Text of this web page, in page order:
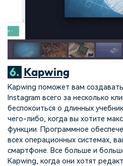
6. Kapwing
Kapwing поможет вам
Instagram всего за несколько
беспокоиться о длинных
чего-либо, когда вы хотите
функции. Программное
всех операционных системах,
смартфоне. Все больше и
Kapwing, когда они хотят